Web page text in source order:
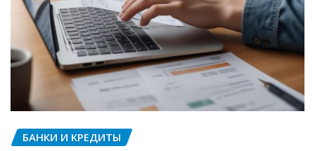
БАНКИ И КРЕДИТЫ